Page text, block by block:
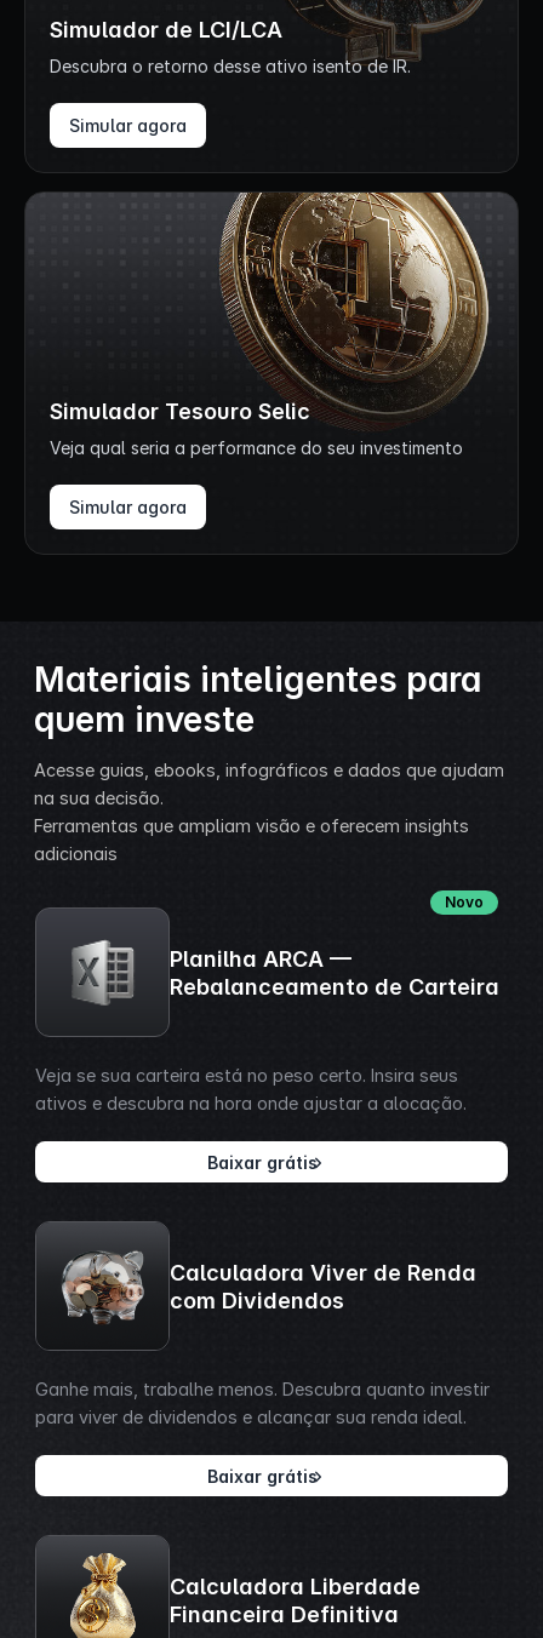
Simulador de LCI/LCA
Descubra o retorno desse ativo isento de IR.
Simular agora
Simulador Tesouro Selic
Veja qual seria a performance do seu investimento
Simular agora
Materiais inteligentes para
quem investe
Acesse guias, ebooks, infográficos e dados que ajudam
na sua decisão.
Ferramentas que ampliam visão e oferecem insights
adicionais
Novo
Planilha ARCA —
Rebalanceamento de Carteira
Veja se sua carteira está no peso certo. Insira seus
ativos e descubra na hora onde ajustar a alocação.
Baixar grátis
Calculadora Viver de Renda
com Dividendos
Ganhe mais, trabalhe menos. Descubra quanto investir
para viver de dividendos e alcançar sua renda ideal.
Baixar grátis
Calculadora Liberdade
Financeira Definitiva